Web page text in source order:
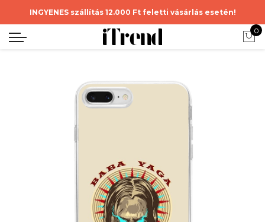
INGYENES szállítás 12.000 Ft feletti vásárlás esetén!
0